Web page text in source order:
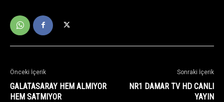
Önceki İçerik
GALATASARAY HEM ALMIYOR
HEM SATMIYOR
Sonraki İçerik
NR1 DAMAR TV HD CANLI
YAYIN